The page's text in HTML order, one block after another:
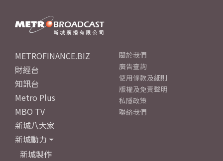
METROFINANCE.BIZ
財經台
知訊台
Metro Plus
MBO TV
新城八大家
新城動力
新城製作
關於我們
廣告查詢
使用條款及細則
版權及免責聲明
私隱政策
聯絡我們